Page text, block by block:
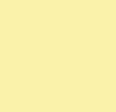
нужно следовать
не было очевидным. Я
"Стретч", лидер
исследований и открытий
группой Закулисья. С
стороне. Мы продолжим
для всех странников, и в